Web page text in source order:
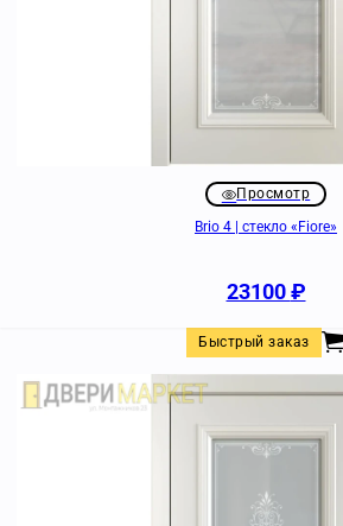
Просмотр
Brio 4 | стекло «Fiore»
23100₽
Быстрый заказ